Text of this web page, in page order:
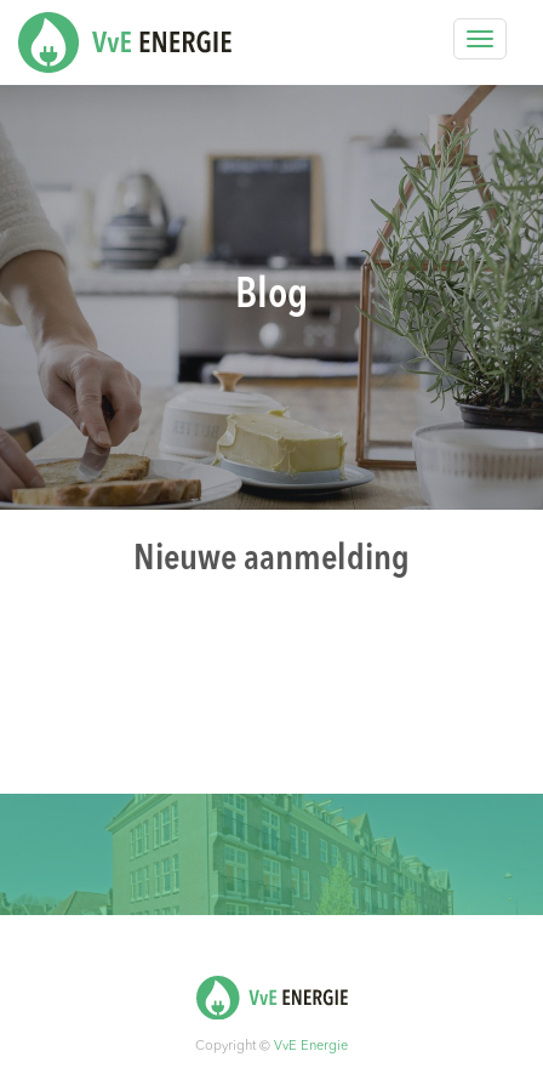
Toggle
Blog
Nieuwe aanmelding
Copyright © VvE Energie